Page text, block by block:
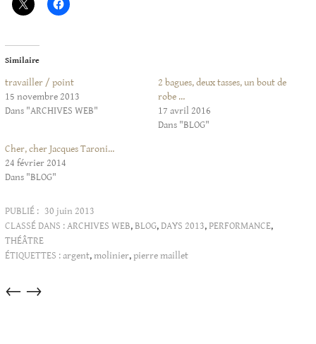
Similaire
travailler / point
15 novembre 2013
Dans "ARCHIVES WEB"
2 bagues, deux tasses, un bout de
robe …
17 avril 2016
Dans "BLOG"
Cher, cher Jacques Taroni…
24 février 2014
Dans "BLOG"
PUBLIÉ : 30 juin 2013
CLASSÉ DANS :ARCHIVES WEB,BLOG,DAYS 2013,PERFORMANCE,
THÉÂTRE
ÉTIQUETTES :argent,molinier,pierre maillet
Articles
→
←